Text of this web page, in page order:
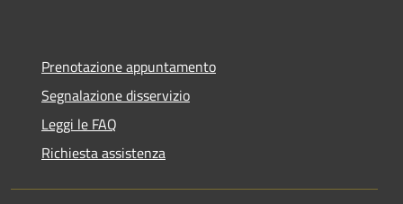
Prenotazione appuntamento
Segnalazione disservizio
Leggi le FAQ
Richiesta assistenza